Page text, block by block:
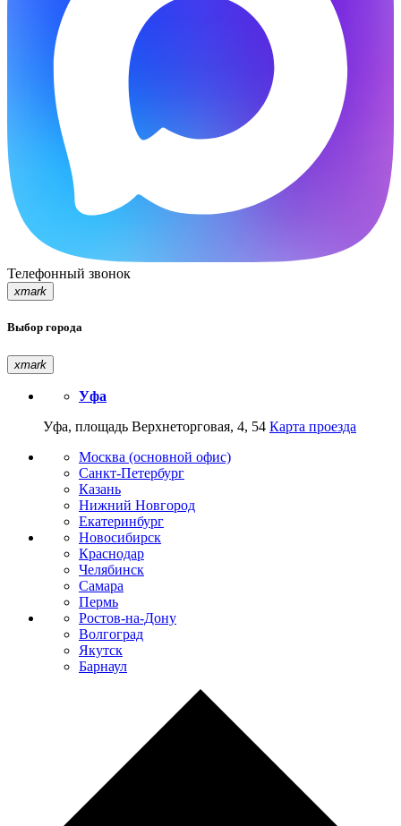
Телефонный звонок
xmark
Выбор города
xmark
Уфа
Уфа, площадь Верхнеторговая, 4, 54 Карта проезда
Москва (основной офис)
Санкт-Петербург
Казань
Нижний Новгород
Екатеринбург
Новосибирск
Краснодар
Челябинск
Самара
Пермь
Ростов-на-Дону
Волгоград
Якутск
Барнаул